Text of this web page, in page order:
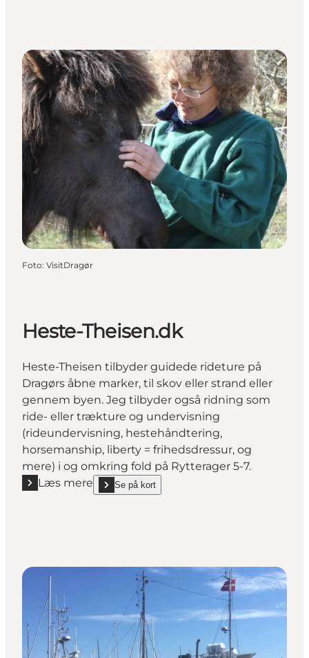
Foto: VisitDragør
Heste-Theisen.dk
Heste-Theisen tilbyder guidede rideture på
Dragørs åbne marker, til skov eller strand eller
gennem byen. Jeg tilbyder også ridning som
ride- eller trækture og undervisning
(rideundervisning, hestehåndtering,
horsemanship, liberty = frihedsdressur, og
mere) i og omkring fold på Rytterager 5-7.
Læs mere
Læs mere "Heste-Theisen.dk"
Se på kort
show Heste-Theisen.dk on_map